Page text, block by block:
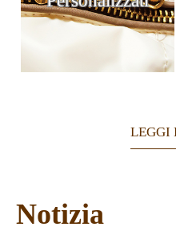
LEGGI
Notizia